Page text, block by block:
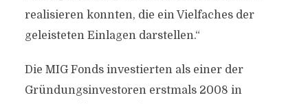
realisieren konnten, die ein Vielfaches der
geleisteten Einlagen darstellen.“
Die MIG Fonds investierten als einer der
Gründungsinvestoren erstmals 2008 in